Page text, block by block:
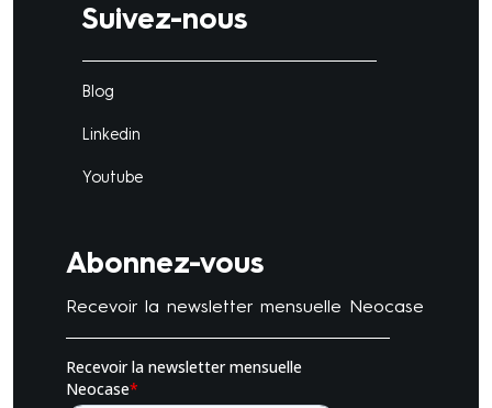
Suivez-nous
Blog
Linkedin
Youtube
Abonnez-vous
Recevoir la newsletter mensuelle Neocase